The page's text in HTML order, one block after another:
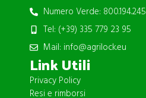
Numero Verde: 800.194.245
Tel: (+39) 335 779 23 95
Mail: info@agrilock.eu
Link Utili
Privacy Policy
Resi e rimborsi